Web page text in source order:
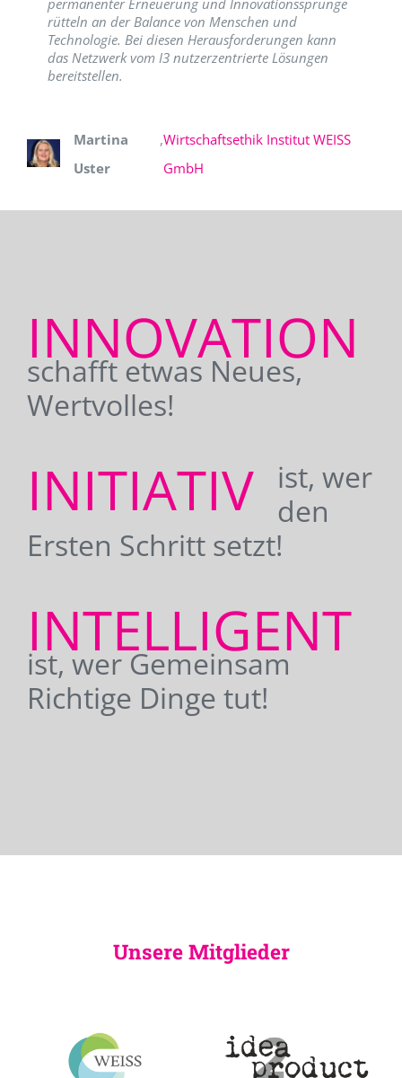
permanenter Erneuerung und Innovationssprünge
rütteln an der Balance von Menschen und
Technologie. Bei diesen Herausforderungen kann
das Netzwerk vom I3 nutzerzentrierte Lösungen
bereitstellen.
Martina
Uster
,Wirtschaftsethik Institut WEISS
GmbH
INNOVATION
schafft etwas Neues,
Wertvolles!
INITIATIV
ist, wer
den
Ersten Schritt setzt!
INTELLIGENT
ist, wer Gemeinsam
Richtige Dinge tut!
Unsere Mitglieder